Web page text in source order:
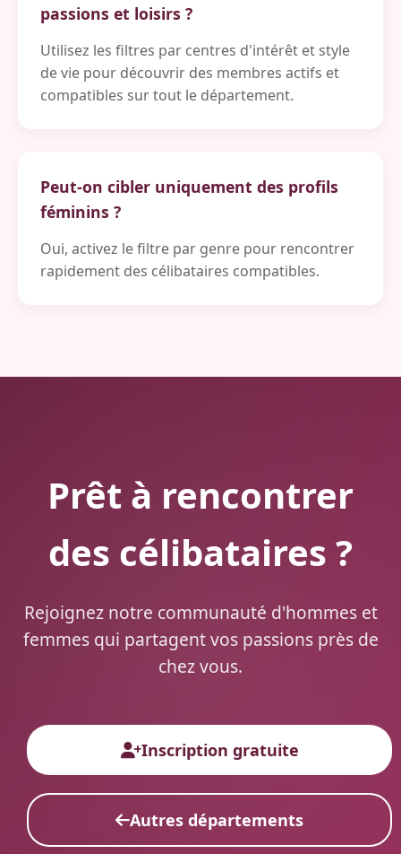
passions et loisirs ?
Utilisez les filtres par centres d'intérêt et style
de vie pour découvrir des membres actifs et
compatibles sur tout le département.
Peut-on cibler uniquement des profils
féminins ?
Oui, activez le filtre par genre pour rencontrer
rapidement des célibataires compatibles.
Prêt à rencontrer
des célibataires ?
Rejoignez notre communauté d'hommes et
femmes qui partagent vos passions près de
chez vous.
Inscription gratuite
Autres départements